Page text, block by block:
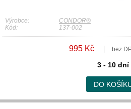
Výrobce:
CONDOR®
Kód:
137-002
995 Kč bez
3 - 10 dní
DO